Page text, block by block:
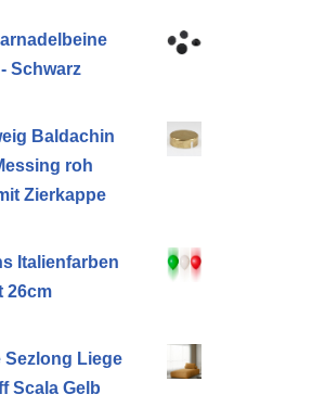
Schwarz
Baldachin
roh
Zierkappe
Italienfarben
26cm
Liege
Scala Gelb